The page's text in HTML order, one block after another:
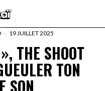
19 JUILLET 2025
THE SHOOT
TON
SON